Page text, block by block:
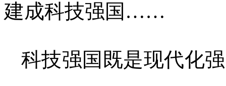
建成科技强国……
科技强国既是现代化